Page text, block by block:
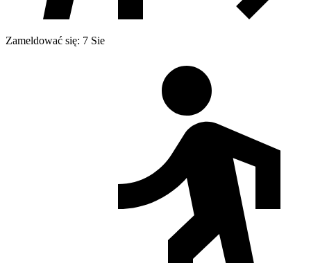
Zameldować się: 7 Sie